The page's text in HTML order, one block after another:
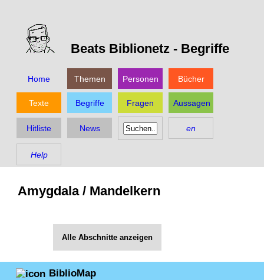
Beats Biblionetz - Begriffe
Home Themen Personen Bücher
Texte Begriffe Fragen Aussagen
Hitliste News en
Help
Amygdala / Mandelkern
Alle Abschnitte anzeigen
BiblioMap